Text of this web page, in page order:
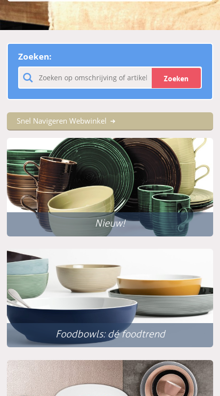
Zoeken:
Zoeken
Snel Navigeren Webwinkel
Nieuw!
Foodbowls: dé foodtrend